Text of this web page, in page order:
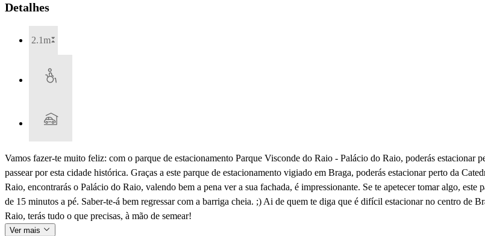
Detalhes
2.1m
Vamos fazer-te muito feliz: com o parque de estacionamento Parque Visconde do Raio - Palácio do Raio, poderás estacionar
passear por esta cidade histórica. Graças a este parque de estacionamento vigiado em Braga, poderás estacionar perto da
Raio, encontrarás o Palácio do Raio, valendo bem a pena ver a sua fachada, é impressionante. Se te apetecer tomar algo,
de 15 minutos a pé. Saber-te-á bem regressar com a barriga cheia. ;) Ai de quem te diga que é difícil estacionar no centro de
Raio, terás tudo o que precisas, à mão de semear!
Ver mais